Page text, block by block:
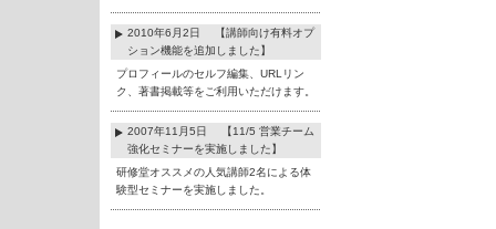
2010年6月2日 【講師向け有料オプ
ション機能を追加しました】
プロフィールのセルフ編集、URLリン
ク、著書掲載等をご利用いただけます。
2007年11月5日 【11/5 営業チーム
強化セミナーを実施しました】
研修堂オススメの人気講師2名による体
験型セミナーを実施しました。